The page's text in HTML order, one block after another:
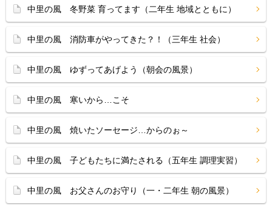
中里の風 冬野菜 育ってます（二年生 地域とともに）
中里の風 消防車がやってきた？！（三年生 社会）
中里の風 ゆずってあげよう（朝会の風景）
中里の風 寒いから…こそ
中里の風 焼いたソーセージ…からのぉ～
中里の風 子どもたちに満たされる（五年生 調理実習）
中里の風 お父さんのお守り（一・二年生 朝の風景）